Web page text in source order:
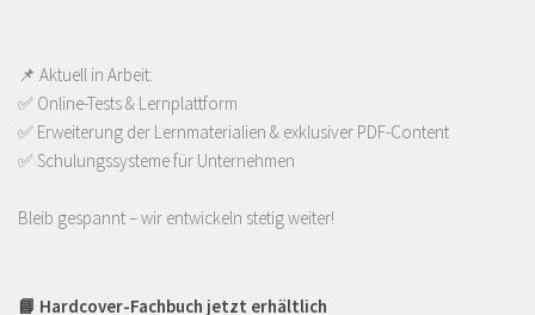
📌 Aktuell in Arbeit:
✅ Online-Tests & Lernplattform
✅ Erweiterung der Lernmaterialien & exklusiver PDF-Content
✅ Schulungssysteme für Unternehmen
Bleib gespannt – wir entwickeln stetig weiter!
📘 Hardcover-Fachbuch jetzt erhältlich